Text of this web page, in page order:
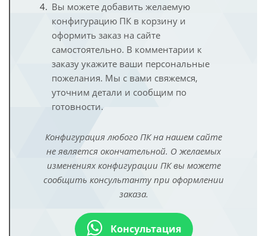
Вы можете добавить желаемую
конфигурацию ПК в корзину и
оформить заказ на сайте
самостоятельно. В комментарии к
заказу укажите ваши персональные
пожелания. Мы с вами свяжемся,
уточним детали и сообщим по
готовности.
Конфигурация любого ПК на нашем сайте
не является окончательной. О желаемых
изменениях конфигурации ПК вы можете
сообщить консультанту при оформлении
заказа.
Консультация